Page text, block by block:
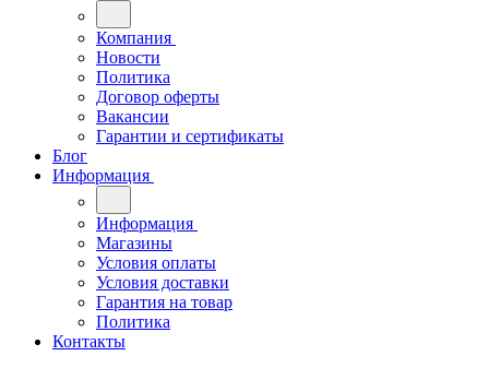
Компания
Новости
Политика
Договор оферты
Вакансии
Гарантии и сертификаты
Блог
Информация
Информация
Магазины
Условия оплаты
Условия доставки
Гарантия на товар
Политика
Контакты